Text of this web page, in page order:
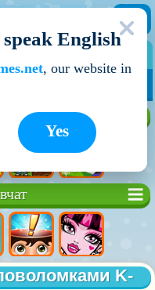
K-
English
, our website in
Yes